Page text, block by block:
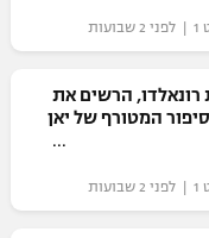
רונאלדו, הרשים את
המטורף של יאן